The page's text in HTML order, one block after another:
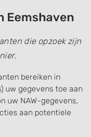
Eemshaven
die opzoek zijn
bereiken in
uw gegevens toe aan
uw NAW-gegevens,
aan potentiele